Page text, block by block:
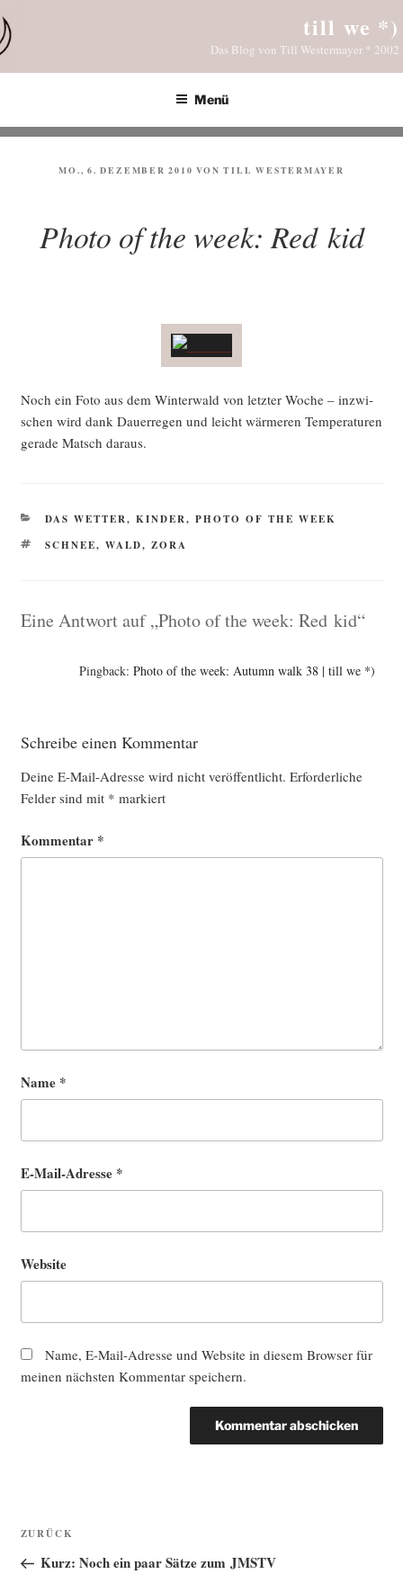
Inhalt
springen
till we *)
Das Blog von Till Westermayer * 2002
Menü
VERÖFFENTLICHT
MO., 6. DEZEMBER 2010 VONTILL WESTERMAYER
Photo of the week: Red kid
Noch ein Foto aus dem Win­ter­wald von letz­ter Woche – inzwi­
schen wird dank Dau­er­re­gen und leicht wär­me­ren Tem­pe­ra­tu­ren
gera­de Matsch daraus.
KATEGORIEN
DAS WETTER, KINDER, PHOTO OF THE WEEK
SCHLAGWÖRTER
SCHNEE, WALD, ZORA
Eine Antwort auf „Photo of the week: Red kid“
Pingback: Photo of the week: Autumn walk 38 | till we *)
Schreibe einen Kommentar
Deine E-Mail-Adresse wird nicht veröffentlicht. Erforderliche
Felder sind mit * markiert
Kommentar *
Name *
E-Mail-Adresse *
Website
Name, E-Mail-Adresse und Website in diesem Browser für
meinen nächsten Kommentar speichern.
Beitragsnavigation
Vorheriger
Beitrag
ZURÜCK
Kurz: Noch ein paar Sätze zum JMSTV